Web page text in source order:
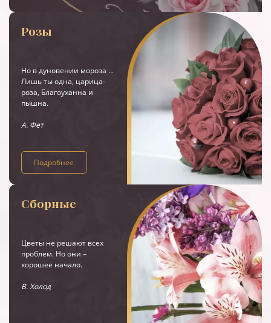
Розы
Но в дуновении мороза ...
Лишь ты одна, царица-
роза, Благоуханна и
пышна.
А. Фет
Подробнее
Сборные
Цветы не решают всех
проблем. Но они –
хорошее начало.
В. Холод